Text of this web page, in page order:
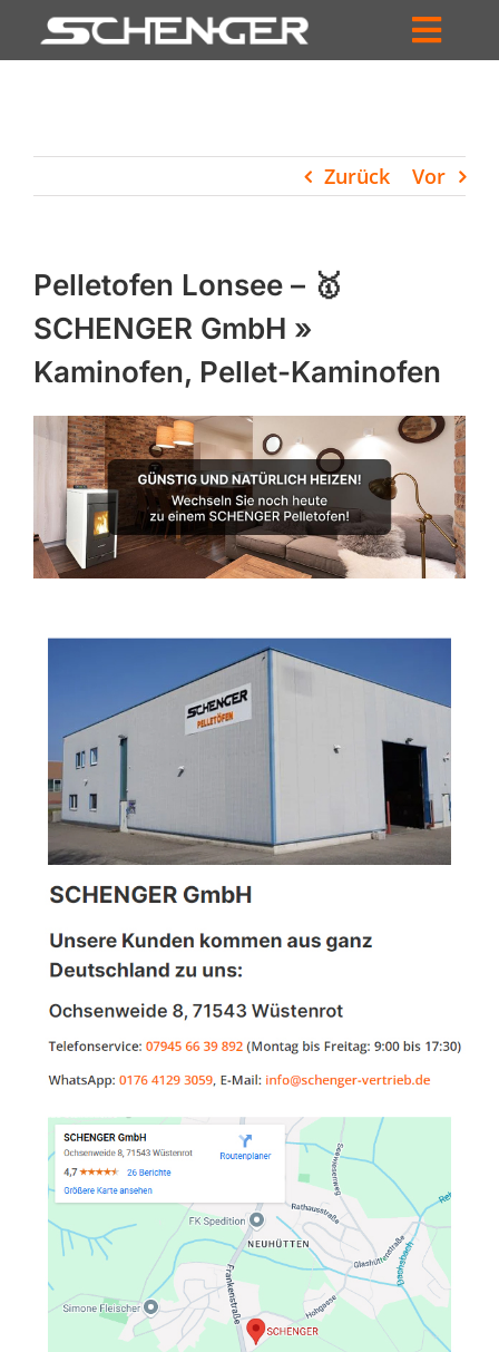
Inhalt
HÄNDLERSUCHE
UNTERNEHMEN
PROFIL
WARENKORB
PRODUCTS
SEARCH
Zurück Vor
Pelletofen Lonsee – 🥇
SCHENGER GmbH »
Kaminofen, Pellet-Kaminofen